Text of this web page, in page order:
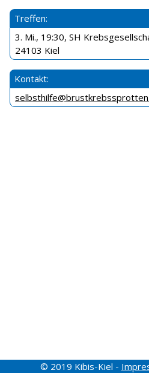
Treffen:
3. Mi., 19:30, SH
24103 Kiel
Kontakt:
© 2019 Kibis-Kiel -